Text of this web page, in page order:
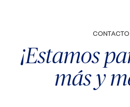
CONTACTO
¡Estamos
más y